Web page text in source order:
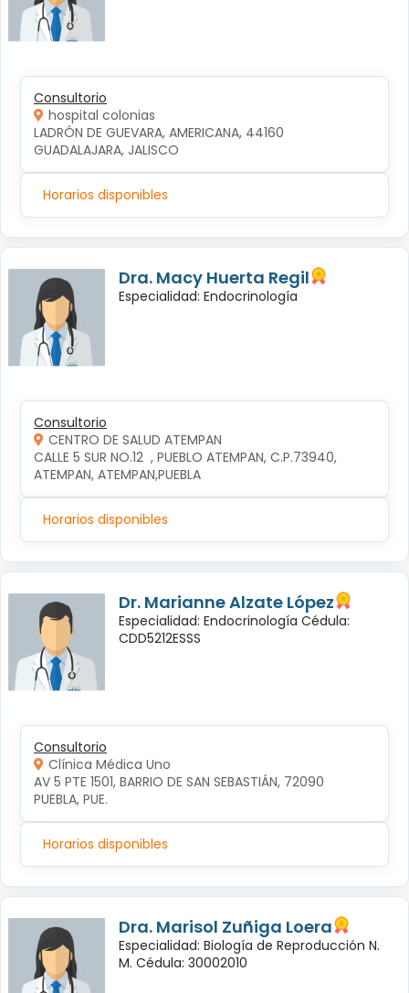
Consultorio
hospital colonias
LADRÓN DE GUEVARA, AMERICANA, 44160
GUADALAJARA, JALISCO
Horarios disponibles
Dra. Macy Huerta Regil
Especialidad: Endocrinología
Consultorio
CENTRO DE SALUD ATEMPAN
CALLE 5 SUR NO.12  , PUEBLO ATEMPAN, C.P.73940,
ATEMPAN, ATEMPAN,PUEBLA
Horarios disponibles
Dr. Marianne Alzate López
Especialidad: Endocrinología Cédula:
CDD5212ESSS
Consultorio
Clínica Médica Uno
AV 5 PTE 1501, BARRIO DE SAN SEBASTIÁN, 72090
PUEBLA, PUE.
Horarios disponibles
Dra. Marisol Zuñiga Loera
Especialidad: Biología de Reproducción N.
M. Cédula: 30002010